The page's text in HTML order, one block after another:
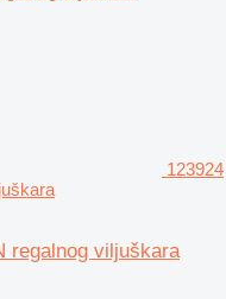
123924
regalnog viljuškara